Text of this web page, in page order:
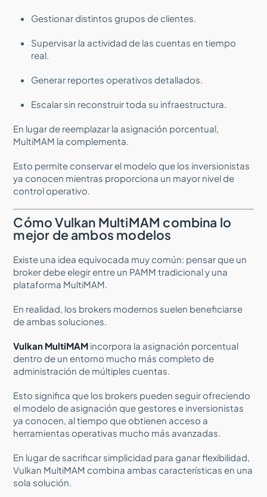
Gestionar distintos grupos de clientes.
Supervisar la actividad de las cuentas en tiempo
real.
Generar reportes operativos detallados.
Escalar sin reconstruir toda su infraestructura.
En lugar de reemplazar la asignación porcentual,
MultiMAM la complementa.
Esto permite conservar el modelo que los inversionistas
ya conocen mientras proporciona un mayor nivel de
control operativo.
Cómo Vulkan MultiMAM combina lo
mejor de ambos modelos
Existe una idea equivocada muy común: pensar que un
broker debe elegir entre un PAMM tradicional y una
plataforma MultiMAM.
En realidad, los brokers modernos suelen beneficiarse
de ambas soluciones.
Vulkan MultiMAM incorpora la asignación porcentual
dentro de un entorno mucho más completo de
administración de múltiples cuentas.
Esto significa que los brokers pueden seguir ofreciendo
el modelo de asignación que gestores e inversionistas
ya conocen, al tiempo que obtienen acceso a
herramientas operativas mucho más avanzadas.
En lugar de sacrificar simplicidad para ganar flexibilidad,
Vulkan MultiMAM combina ambas características en una
sola solución.